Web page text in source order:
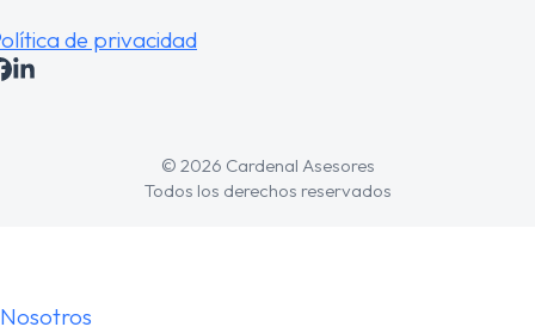
de privacidad
© 2026 Cardenal Asesores
Todos los derechos reservados
Nosotros